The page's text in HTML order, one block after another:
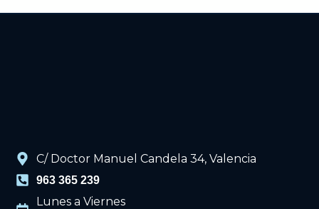
C/ Doctor Manuel Candela 34, Valencia
963 365 239
Lunes a Viernes